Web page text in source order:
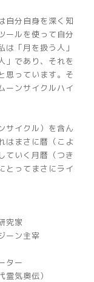
自分自身を深く知
ールを使って自分
は「月を扱う人」
」であり、それを
思っています。そ
ーンサイクルハイ
サイクル）を含ん
はまさに暦（こよ
ていく月暦（つき
とってまさにライ
究家
ーン主宰
ター
霊気奥伝）